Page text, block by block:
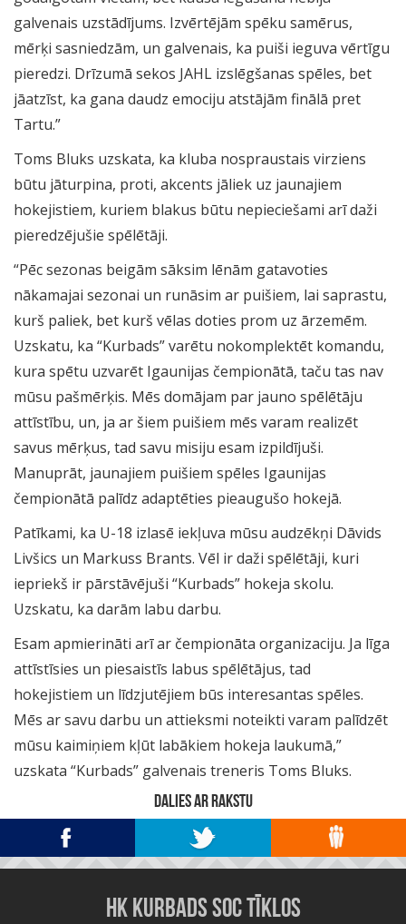
galvenais uzstādījums. Izvērtējām spēku samērus,
mērķi sasniedzām, un galvenais, ka puiši ieguva vērtīgu
pieredzi. Drīzumā sekos JAHL izslēgšanas spēles, bet
jāatzīst, ka gana daudz emociju atstājām finālā pret
Tartu.”
Toms Bluks uzskata, ka kluba nospraustais virziens
būtu jāturpina, proti, akcents jāliek uz jaunajiem
hokejistiem, kuriem blakus būtu nepieciešami arī daži
pieredzējušie spēlētāji.
“Pēc sezonas beigām sāksim lēnām gatavoties
nākamajai sezonai un runāsim ar puišiem, lai saprastu,
kurš paliek, bet kurš vēlas doties prom uz ārzemēm.
Uzskatu, ka “Kurbads” varētu nokomplektēt komandu,
kura spētu uzvarēt Igaunijas čempionātā, taču tas nav
mūsu pašmērķis. Mēs domājam par jauno spēlētāju
attīstību, un, ja ar šiem puišiem mēs varam realizēt
savus mērķus, tad savu misiju esam izpildījuši.
Manuprāt, jaunajiem puišiem spēles Igaunijas
čempionātā palīdz adaptēties pieaugušo hokejā.
Patīkami, ka U-18 izlasē iekļuva mūsu audzēkņi Dāvids
Livšics un Markuss Brants. Vēl ir daži spēlētāji, kuri
iepriekš ir pārstāvējuši “Kurbads” hokeja skolu.
Uzskatu, ka darām labu darbu.
Esam apmierināti arī ar čempionāta organizaciju. Ja līga
attīstīsies un piesaistīs labus spēlētājus, tad
hokejistiem un līdzjutējiem būs interesantas spēles.
Mēs ar savu darbu un attieksmi noteikti varam palīdzēt
mūsu kaimiņiem kļūt labākiem hokeja laukumā,”
uzskata “Kurbads” galvenais treneris Toms Bluks.
DALIES AR RAKSTU
HK KURBADS SOC TĪKLOS